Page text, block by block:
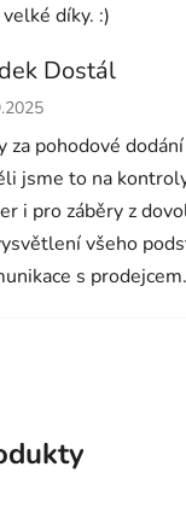
velké díky. :)
Dostál
obchodu je 5
za pohodové
jsme to na
i pro záběry z
všeho
s